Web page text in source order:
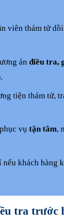
viên thám tử
án điều tra,
.
tiện thám tử,
vụ tận tâm,
khách hàng
tra trước